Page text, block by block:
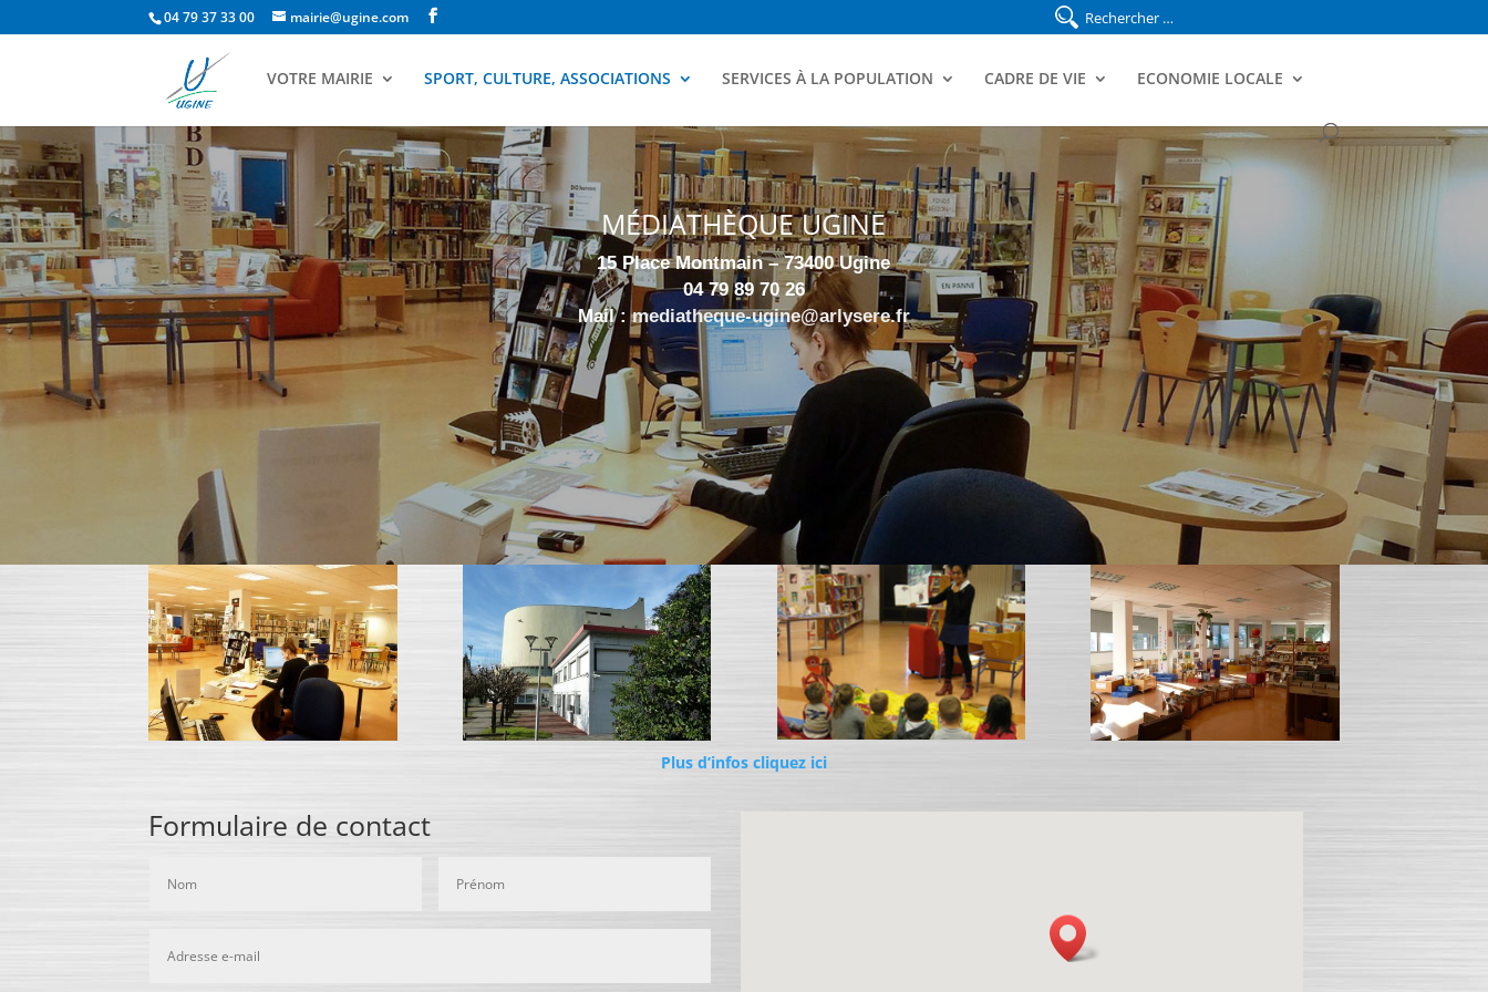
04 79 37 33 00 mairie@ugine.com
VOTRE MAIRIE SPORT, CULTURE, ASSOCIATIONS SERVICES À LA POPULATION CADRE DE VIE ECONOMIE LOCALE
MÉDIATHÈQUE UGINE
15 Place Montmain – 73400 Ugine
04 79 89 70 26
Mail :mediatheque-ugine@arlysere.fr
Plus d’infos cliquez ici
Formulaire de contact